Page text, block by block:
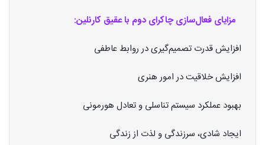
مزایای فعال‌سازی چاکرای دوم با عقیق کارنلین:
افزایش قدرت تصمیم‌گیری در روابط عاطفی
افزایش خلاقیت در امور هنری
بهبود عملکرد سیستم تناسلی و تعادل هورمونی
ایجاد شادی، سرزندگی و لذت از زندگی